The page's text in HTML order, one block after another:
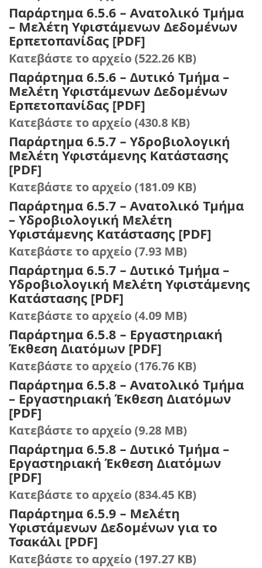
Παράρτημα 6.5.6 – Ανατολικό Τμήμα
– Μελέτη Υφιστάμενων Δεδομένων
Ερπετοπανίδας [PDF]
Κατεβάστε το αρχείο (522.26 KB)
Παράρτημα 6.5.6 – Δυτικό Τμήμα –
Μελέτη Υφιστάμενων Δεδομένων
Ερπετοπανίδας [PDF]
Κατεβάστε το αρχείο (430.8 KB)
Παράρτημα 6.5.7 – Υδροβιολογική
Μελέτη Υφιστάμενης Κατάστασης
[PDF]
Κατεβάστε το αρχείο (181.09 KB)
Παράρτημα 6.5.7 – Ανατολικό Τμήμα
– Υδροβιολογική Μελέτη
Υφιστάμενης Κατάστασης [PDF]
Κατεβάστε το αρχείο (7.93 MB)
Παράρτημα 6.5.7 – Δυτικό Τμήμα –
Υδροβιολογική Μελέτη Υφιστάμενης
Κατάστασης [PDF]
Κατεβάστε το αρχείο (4.09 MB)
Παράρτημα 6.5.8 – Εργαστηριακή
Έκθεση Διατόμων [PDF]
Κατεβάστε το αρχείο (176.76 KB)
Παράρτημα 6.5.8 – Ανατολικό Τμήμα
– Εργαστηριακή Έκθεση Διατόμων
[PDF]
Κατεβάστε το αρχείο (9.28 MB)
Παράρτημα 6.5.8 – Δυτικό Τμήμα –
Εργαστηριακή Έκθεση Διατόμων
[PDF]
Κατεβάστε το αρχείο (834.45 KB)
Παράρτημα 6.5.9 – Μελέτη
Υφιστάμενων Δεδομένων για το
Τσακάλι [PDF]
Κατεβάστε το αρχείο (197.27 KB)